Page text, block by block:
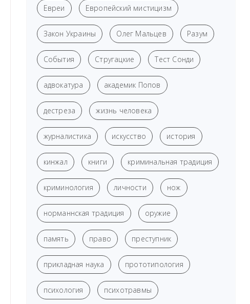
Евреи Европейский мистицизм
Закон Украины Олег Мальцев Разум
События Стругацкие Тест Сонди
адвокатура академик Попов
дестреза жизнь человека
журналистика искусство история
кинжал книги криминальная традиция
криминология личности нож
норманнская традиция оружие
память право преступник
прикладная наука прототипология
психология психотравмы